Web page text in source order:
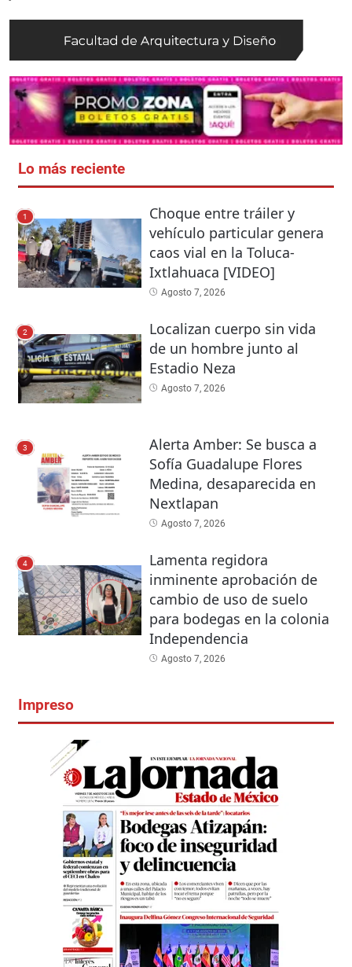
Lo más reciente
1
Choque entre tráiler y
vehículo particular genera
caos vial en la Toluca-
Ixtlahuaca [VIDEO]
Agosto 7, 2026
2
Localizan cuerpo sin vida
de un hombre junto al
Estadio Neza
Agosto 7, 2026
3
Alerta Amber: Se busca a
Sofía Guadalupe Flores
Medina, desaparecida en
Nextlapan
Agosto 7, 2026
4
Lamenta regidora
inminente aprobación de
cambio de uso de suelo
para bodegas en la colonia
Independencia
Agosto 7, 2026
Impreso